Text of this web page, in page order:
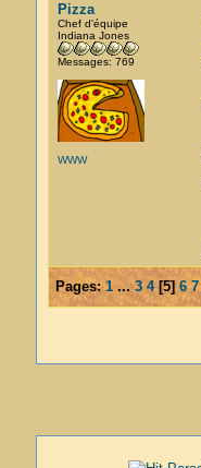
Pizza
Chef d'équipe
Indiana Jones
Messages: 769
WWW
Pages: 1 ...3 4[5] 6 7